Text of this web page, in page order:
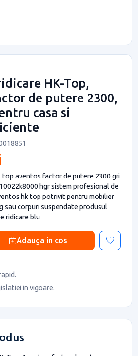
HK-Top,
de putere 2300,
casa si
top aventos factor de putere 2300 gri
hgr sistem profesional de
hk top potrivit pentru mobilier
sau corpuri suspendate produsul
ridicare blu
Adauga in cos
in vigoare.